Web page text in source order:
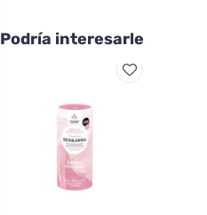
Podría interesarle